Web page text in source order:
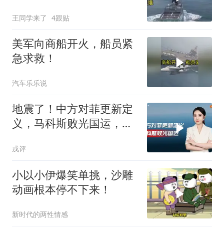
王同学来了 4跟贴
美军向商船开火，船员紧
急求救！
汽车乐乐说
地震了！中方对菲更新定
义，马科斯败光国运，还
戎评
小以小伊爆笑单挑，沙雕
动画根本停不下来！
新时代的两性情感